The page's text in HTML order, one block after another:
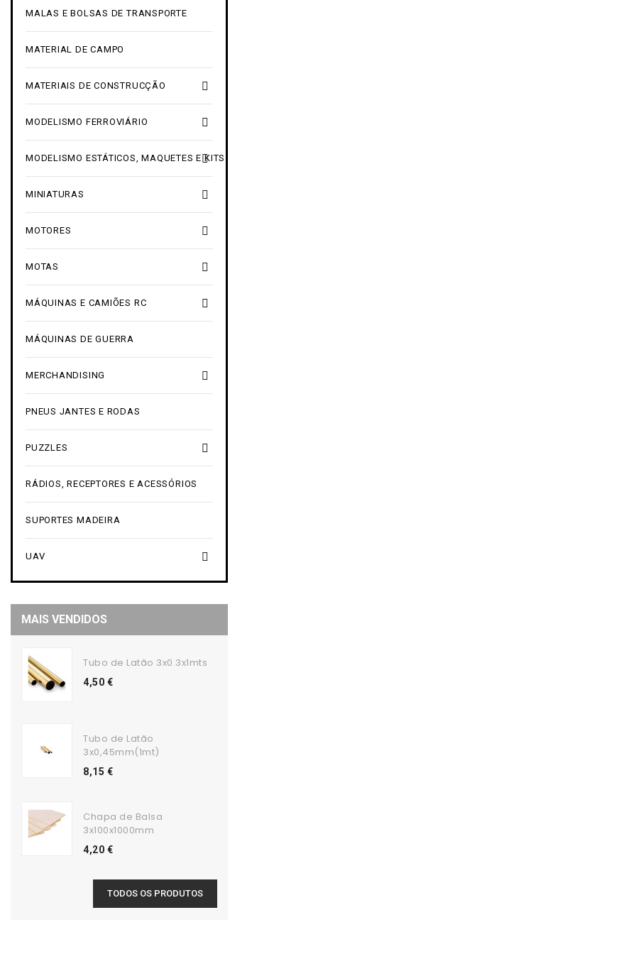
MALAS E BOLSAS DE TRANSPORTE
MATERIAL DE CAMPO

MATERIAIS DE CONSTRUCÇÃO

MODELISMO FERROVIÁRIO

MODELISMO ESTÁTICOS, MAQUETES E KITS

MINIATURAS

MOTORES

MOTAS

MÁQUINAS E CAMIÕES RC
MÁQUINAS DE GUERRA

MERCHANDISING
PNEUS JANTES E RODAS

PUZZLES
RÁDIOS, RECEPTORES E ACESSÓRIOS
SUPORTES MADEIRA

UAV
MAIS VENDIDOS
Tubo de Latão 3x0.3x1mts
4,50 €
Tubo de Latão
3x0,45mm(1mt)
8,15 €
Chapa de Balsa
3x100x1000mm
4,20 €
TODOS OS PRODUTOS